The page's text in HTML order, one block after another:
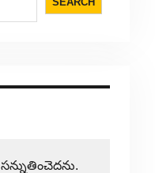
సన్నుతించెదను.